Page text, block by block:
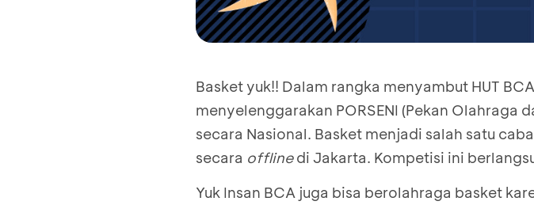
Basket yuk!! Dalam rangka menyambut HUT
menyelenggarakan PORSENI (Pekan Olahraga
secara Nasional. Basket menjadi salah satu
secara offlinedi Jakarta. Kompetisi ini
Yuk Insan BCA juga bisa berolahraga basket